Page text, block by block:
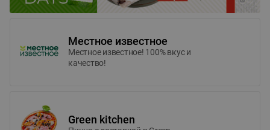
Местное известное
Местное известное! 100% вкус и
качество!
Green kitchen